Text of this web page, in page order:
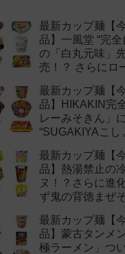
最新カップ麺【
品】一風堂 “完全
の「白丸元味」
売！？ さらにロ
新作まとめ！
最新カップ麺【
品】HIKAKIN完
レーみそきん」に
“SUGAKIYAこし
最新カップ麺【
品】熱湯禁止の
ヌ！？さらに進
ず鬼の背徳まぜ
最新カップ麺【
品】蒙古タンメ
極ラーメン」つ